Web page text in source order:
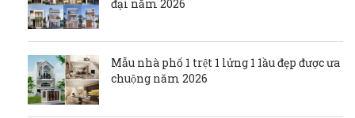
đại năm 2026
Mẫu nhà phố 1 trệt 1 lửng 1 1ầu đẹp được ưa
chuộng năm 2026